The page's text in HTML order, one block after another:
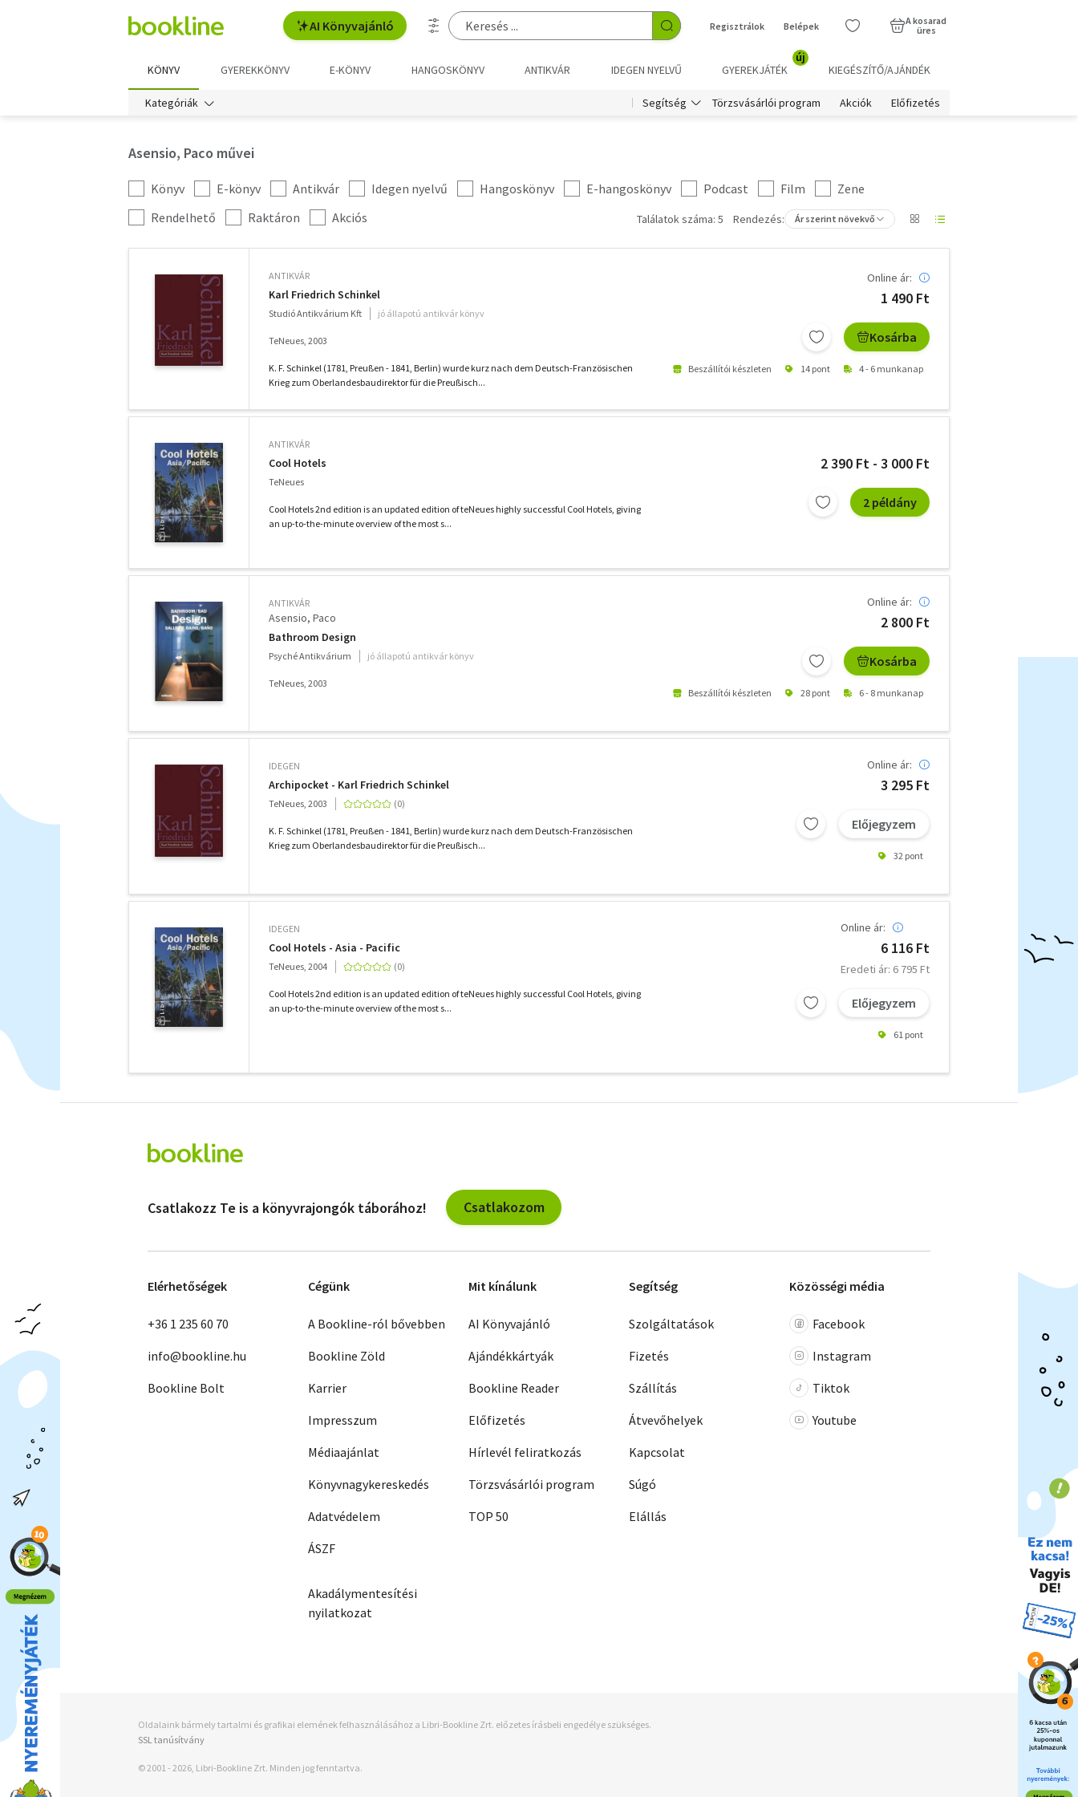
AI Könyvajánló Regisztrálok Belépek
A kosarad
üres
KÖNYV GYEREKKÖNYV E-KÖNYV HANGOSKÖNYV ANTIKVÁR IDEGEN NYELVŰ GYEREKJÁTÉK
új
KIEGÉSZÍTŐ/AJÁNDÉK
Kategóriák Segítség Törzsvásárlói program Akciók Előfizetés
Asensio, Paco művei
Kategória
szűrés
Könyv E-könyv Antikvár Idegen nyelvű Hangoskönyv E-hangoskönyv Podcast Film
Zene
További
szűrők
Rendelhető Raktáron Akciós Találatok száma: 5 Rendezés: Ár szerint növekvő
ANTIKVÁR
Karl Friedrich Schinkel
Studió Antikvárium Kft jó állapotú antikvár könyv
TeNeues, 2003
K. F. Schinkel (1781, Preußen - 1841, Berlin) wurde kurz nach dem Deutsch-Französischen
Krieg zum Oberlandesbaudirektor für die Preußisch...
Online ár:
1 490 Ft
Kosárba
Beszállítói készleten 14 pont 4 - 6 munkanap
ANTIKVÁR
Cool Hotels
TeNeues
Cool Hotels 2nd edition is an updated edition of teNeues highly successful Cool Hotels, giving
an up-to-the-minute overview of the most s...
2 390 Ft - 3 000 Ft
2 példány
ANTIKVÁR
Asensio, Paco
Bathroom Design
Psyché Antikvárium jó állapotú antikvár könyv
TeNeues, 2003
Online ár:
2 800 Ft
Kosárba
Beszállítói készleten 28 pont 6 - 8 munkanap
IDEGEN
Archipocket - Karl Friedrich Schinkel
TeNeues, 2003
K. F. Schinkel (1781, Preußen - 1841, Berlin) wurde kurz nach dem Deutsch-Französischen
Krieg zum Oberlandesbaudirektor für die Preußisch...
Online ár:
3 295 Ft
Előjegyzem
32 pont
IDEGEN
Cool Hotels - Asia - Pacific
TeNeues, 2004
Cool Hotels 2nd edition is an updated edition of teNeues highly successful Cool Hotels, giving
an up-to-the-minute overview of the most s...
Online ár:
6 116 Ft
Eredeti ár: 6 795 Ft
Előjegyzem
61 pont
szűrők
Csatlakozz Te is a könyvrajongók táborához! Csatlakozom
Elérhetőségek
+36 1 235 60 70
info@bookline.hu
Bookline Bolt
Cégünk
A Bookline-ról bővebben
Bookline Zöld
Karrier
Impresszum
Médiaajánlat
Könyvnagykereskedés
Adatvédelem
ÁSZF
Akadálymentesítési
nyilatkozat
Mit kínálunk
AI Könyvajánló
Ajándékkártyák
Bookline Reader
Előfizetés
Hírlevél feliratkozás
Törzsvásárlói program
TOP 50
Segítség
Szolgáltatások
Fizetés
Szállítás
Átvevőhelyek
Kapcsolat
Súgó
Elállás
Közösségi média
Facebook
Instagram
Tiktok
Youtube
Oldalaink bármely tartalmi és grafikai elemének felhasználásához a Libri-Bookline Zrt. előzetes írásbeli engedélye szükséges.
SSL tanúsítvány
© 2001 - 2026, Libri-Bookline Zrt. Minden jog fenntartva.